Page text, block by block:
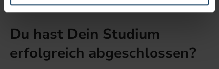
Du hast Dein Studium
erfolgreich abgeschlossen?